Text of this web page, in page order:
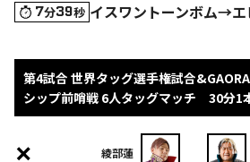
7分39秒 イスワントーンボム→エ
第4試合 世界タッグ選手権試合
シップ前哨戦 6人タッグマッチ 30分1
綾部蓮